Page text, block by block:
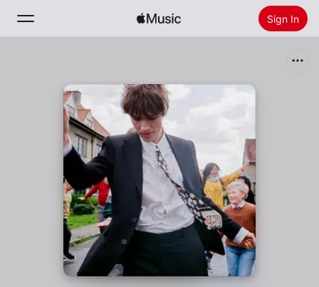
Sign In
Home
Install Apple Music